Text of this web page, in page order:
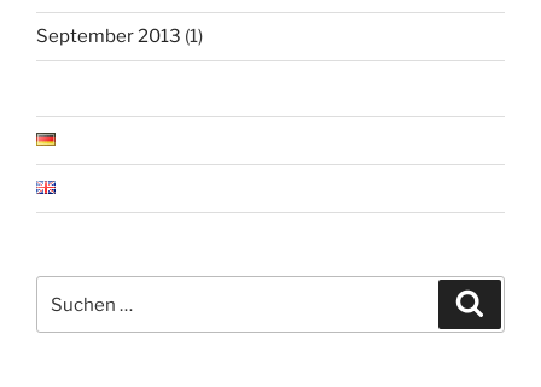
September 2013 (1)
nach: